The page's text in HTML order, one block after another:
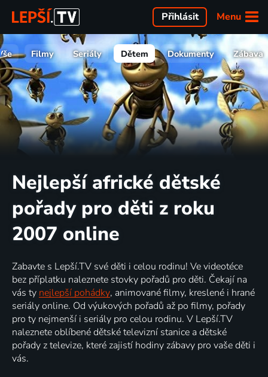
Menu
Přihlásit
Filmy Seriály Dětem Dokumenty Zábava
Nejlepší africké dětské
pořady pro děti z roku
2007 online
Zabavte s Lepší.TV své děti i celou rodinu! Ve videotéce
bez příplatku naleznete stovky pořadů pro děti. Čekají na
vás ty nejlepší pohádky, animované filmy, kreslené i hrané
seriály online. Od výukových pořadů až po filmy, pořady
pro ty nejmenší i seriály pro celou rodinu. V Lepší.TV
naleznete oblíbené dětské televizní stanice a dětské
pořady z televize, které zajistí hodiny zábavy pro vaše děti i
vás.